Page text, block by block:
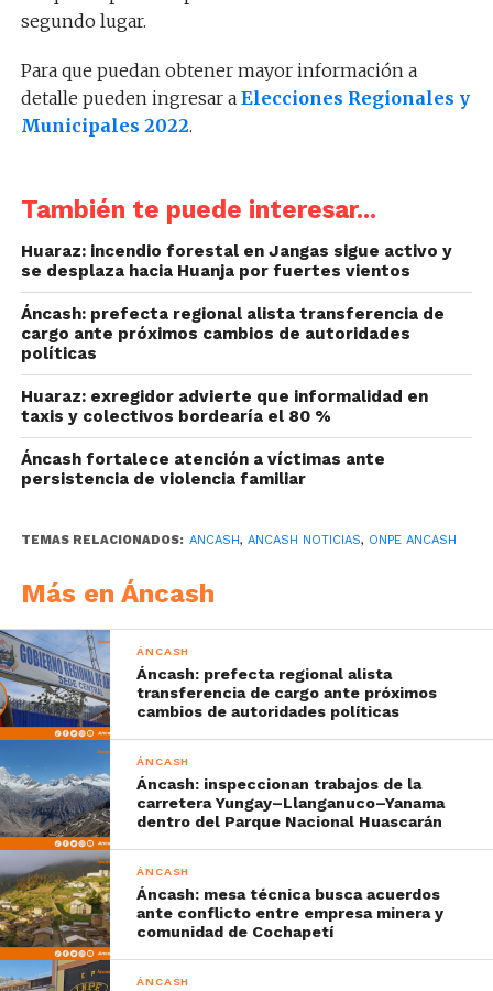
segundo lugar.
Para que puedan obtener mayor información a
detalle pueden ingresar a Elecciones Regionales y
Municipales 2022.
También te puede interesar...
Huaraz: incendio forestal en Jangas sigue activo y
se desplaza hacia Huanja por fuertes vientos
Áncash: prefecta regional alista transferencia de
cargo ante próximos cambios de autoridades
políticas
Huaraz: exregidor advierte que informalidad en
taxis y colectivos bordearía el 80 %
Áncash fortalece atención a víctimas ante
persistencia de violencia familiar
TEMAS RELACIONADOS: ANCASH, ANCASH NOTICIAS, ONPE ANCASH
Más en Áncash
ÁNCASH
Áncash: prefecta regional alista
transferencia de cargo ante próximos
cambios de autoridades políticas
ÁNCASH
Áncash: inspeccionan trabajos de la
carretera Yungay–Llanganuco–Yanama
dentro del Parque Nacional Huascarán
ÁNCASH
Áncash: mesa técnica busca acuerdos
ante conflicto entre empresa minera y
comunidad de Cochapetí
ÁNCASH